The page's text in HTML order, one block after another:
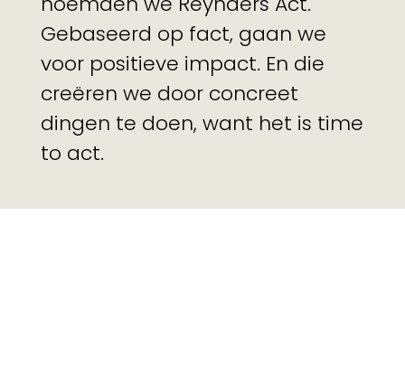
Gebaseerd op fact, gaan we
voor positieve impact. En die
creëren we door concreet
dingen te doen, want het is time
to act.